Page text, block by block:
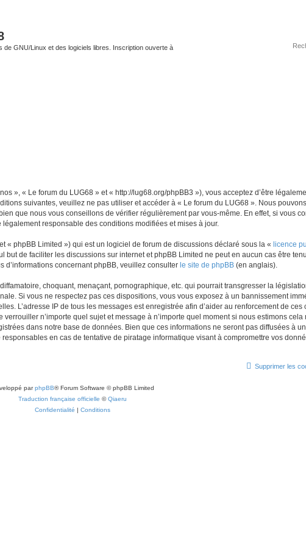
de GNU/Linux et des logiciels libres. Inscription ouverte à
», « Le forum du LUG68 » et « http://lug68.org/phpBB3 »), vous acceptez d’être
suivantes, veuillez ne pas utiliser et accéder à « Le forum du LUG68 ». Nous
que nous vous conseillons de vérifier régulièrement par vous-même. En effet, si vous
responsable des conditions modifiées et mises à jour.
phpBB Limited ») qui est un logiciel de forum de discussions déclaré sous la « licence
but de faciliter les discussions sur internet et phpBB Limited ne peut en aucun cas être
d’informations concernant phpBB, veuillez consulter le site de phpBB (en anglais).
choquant, menaçant, pornographique, etc. qui pourrait transgresser la
Si vous ne respectez pas ces dispositions, vous vous exposez à un bannissement
L’adresse IP de tous les messages est enregistrée afin d’aider au renforcement de
n’importe quel sujet et message à n’importe quel moment si nous estimons cela
dans notre base de données. Bien que ces informations ne seront pas diffusées à
en cas de tentative de piratage informatique visant à compromettre vos
Supprimer les
parphpBB® Forum Software © phpBB Limited
Traduction française officielle ©Qiaeru
Confidentialité | Conditions